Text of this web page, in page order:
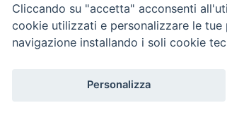
- Tutti i diritti riservati - Vita
Cliccando su "accetta" acconsenti
cookie utilizzati e personalizzare le
navigazione installando i soli cookie
Personalizza